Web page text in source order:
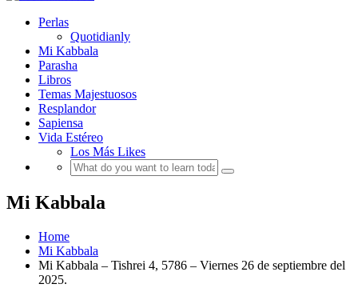
Perlas
Quotidianly
Mi Kabbala
Parasha
Libros
Temas Majestuosos
Resplandor
Sapiensa
Vida Estéreo
Los Más Likes
Mi Kabbala
Home
Mi Kabbala
Mi Kabbala – Tishrei 4, 5786 – Viernes 26 de septiembre del
2025.